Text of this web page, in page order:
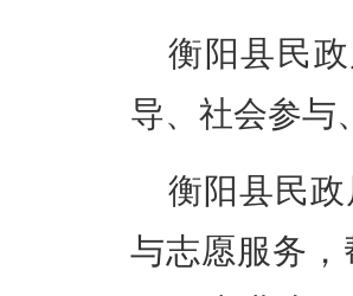
衡阳县民
导、社会参与
衡阳县民
与志愿服务